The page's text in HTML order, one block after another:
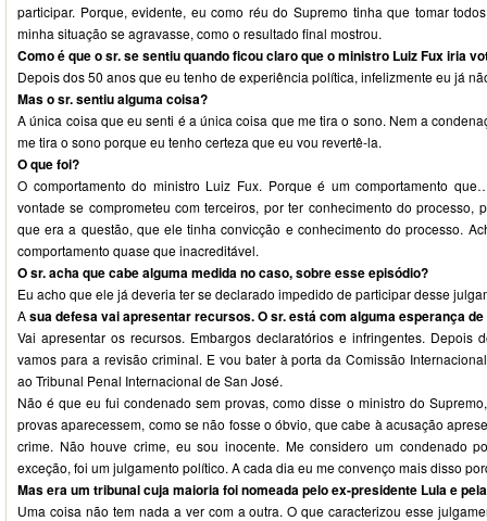
participar. Porque, evidente, eu como réu do Supremo tinha que tomar
minha situação se agravasse, como o resultado final mostrou.
Como é que o sr. se sentiu quando ficou claro que o ministro Luiz Fux iria
Depois dos 50 anos que eu tenho de experiência política, infelizmente eu já
Mas o sr. sentiu alguma coisa?
A única coisa que eu senti é a única coisa que me tira o sono. Nem a
me tira o sono porque eu tenho certeza que eu vou revertê-la.
O que foi?
O comportamento do ministro Luiz Fux. Porque é um comportamento
vontade se comprometeu com terceiros, por ter conhecimento do processo,
que era a questão, que ele tinha convicção e conhecimento do processo.
comportamento quase que inacreditável.
O sr. acha que cabe alguma medida no caso, sobre esse episódio?
Eu acho que ele já deveria ter se declarado impedido de participar desse
Asua defesa vai apresentar recursos. O sr. está com alguma esperança
Vai apresentar os recursos. Embargos declaratórios e infringentes. Depois
vamos para a revisão criminal. E vou bater à porta da Comissão
ao Tribunal Penal Internacional de San José.
Não é que eu fui condenado sem provas, como disse o ministro do
provas aparecessem, como se não fosse o óbvio, que cabe à acusação
crime. Não houve crime, eu sou inocente. Me considero um condenado
exceção, foi um julgamento político. A cada dia eu me convenço mais disso
Mas era um tribunal cuja maioria foi nomeada pelo ex-presidente Lula e
Uma coisa não tem nada a ver com a outra. O que caracterizou esse